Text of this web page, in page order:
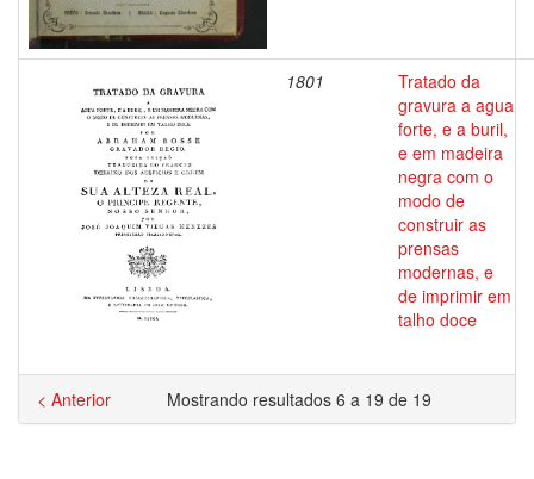
1801
Tratado da
gravura a agua
forte, e a buril,
e em madeira
negra com o
modo de
construir as
prensas
modernas, e
de imprimir em
talho doce
Mostrando resultados 6 a 19 de 19
< Anterior